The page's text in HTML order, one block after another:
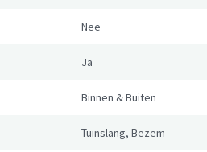
Nee
Ja
Binnen & Buiten
Tuinslang, Bezem